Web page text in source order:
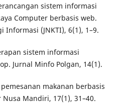
sistem informasi
Computer berbasis web.
Informasi (JNKTI), 6(1), 1–9.
sistem informasi
Jurnal Minfo Polgan, 14(1).
makanan berbasis
Mandiri, 17(1), 31–40.